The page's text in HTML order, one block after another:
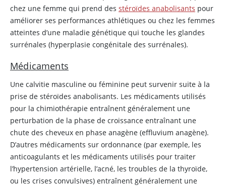
chez une femme qui prend des stéroïdes anabolisants pour
améliorer ses performances athlétiques ou chez les femmes
atteintes d’une maladie génétique qui touche les glandes
surrénales (hyperplasie congénitale des surrénales).
Médicaments
Une calvitie masculine ou féminine peut survenir suite à la
prise de stéroïdes anabolisants. Les médicaments utilisés
pour la chimiothérapie entraînent généralement une
perturbation de la phase de croissance entraînant une
chute des cheveux en phase anagène (effluvium anagène).
D’autres médicaments sur ordonnance (par exemple, les
anticoagulants et les médicaments utilisés pour traiter
l’hypertension artérielle, l’acné, les troubles de la thyroïde,
ou les crises convulsives) entraînent généralement une